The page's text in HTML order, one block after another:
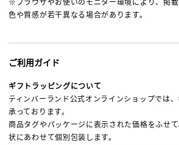
※ブラウザやお使いのモニター環境により、掲
色や質感が若干異なる場合があります。
ご利用ガイド
ギフトラッピングについて
ティンバーランド公式オンラインショップでは
承っております。
商品タグやパッケージに表示された価格をふせ
状にあわせて個別包装します。